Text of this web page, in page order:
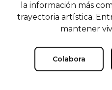
la información más
trayectoria artística.
mantener
Colabora